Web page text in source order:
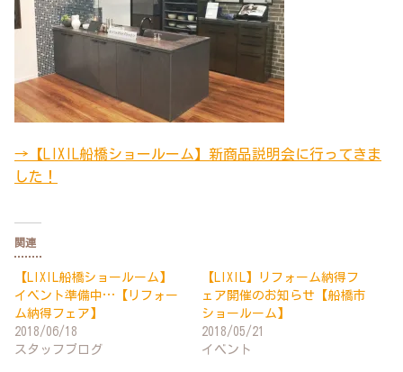
→【LIXIL船橋ショールーム】新商品説明会に行ってきま
した！
関連
【LIXIL船橋ショールーム】
イベント準備中…【リフォー
ム納得フェア】
2018/06/18
スタッフブログ
【LIXIL】リフォーム納得フ
ェア開催のお知らせ【船橋市
ショールーム】
2018/05/21
イベント